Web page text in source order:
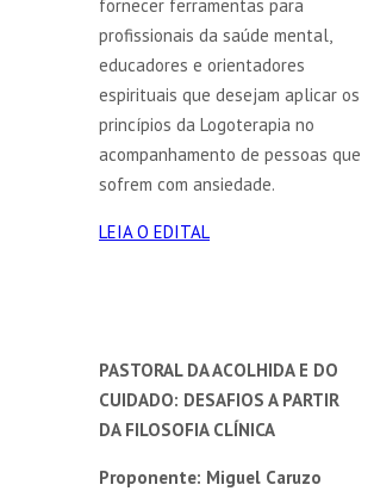
fornecer ferramentas para
profissionais da saúde mental,
educadores e orientadores
espirituais que desejam aplicar os
princípios da Logoterapia no
acompanhamento de pessoas que
sofrem com ansiedade.
LEIA O EDITAL
PASTORAL DA ACOLHIDA E DO
CUIDADO: DESAFIOS A PARTIR
DA FILOSOFIA CLÍNICA
Proponente: Miguel Caruzo